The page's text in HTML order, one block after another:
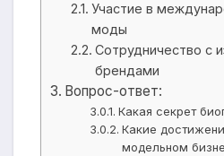
Участие в
моды
Сотрудничество с
брендами
Вопрос-ответ:
Какая секрет
Какие
модельном